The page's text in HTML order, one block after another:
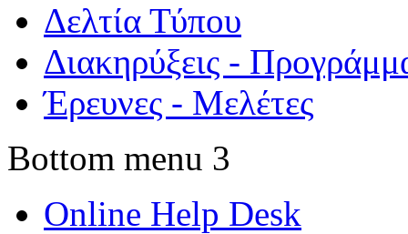
Δελτία Τύπου
Διακηρύξεις -
Έρευνες - Μελέτες
Bottom menu 3
Online Help Desk